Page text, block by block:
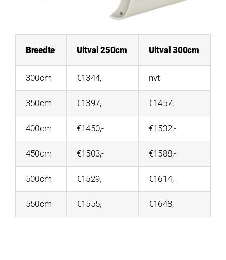
Breedte Uitval 250cm Uitval 300cm
300cm €1344,- nvt
350cm €1397,- €1457,-
400cm €1450,- €1532,-
450cm €1503,- €1588,-
500cm €1529,- €1614,-
550cm €1555,- €1648,-